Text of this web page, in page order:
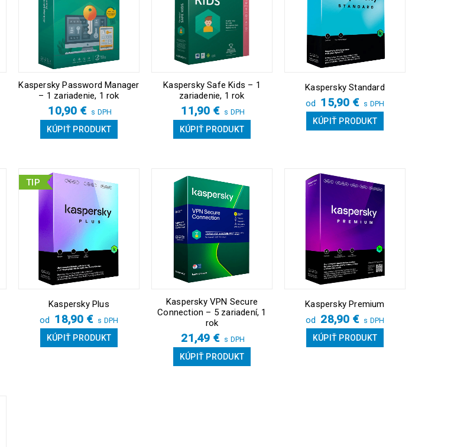
Kaspersky Password Manager
– 1 zariadenie, 1 rok
10,90 € s DPH
KÚPIŤ PRODUKT
Kaspersky Safe Kids – 1
zariadenie, 1 rok
11,90 € s DPH
KÚPIŤ PRODUKT
Kaspersky Standard
od 15,90 € s DPH
KÚPIŤ PRODUKT
TIP
Kaspersky Plus
od 18,90 € s DPH
KÚPIŤ PRODUKT
Kaspersky VPN Secure
Connection – 5 zariadení, 1
rok
21,49 € s DPH
KÚPIŤ PRODUKT
Kaspersky Premium
od 28,90 € s DPH
KÚPIŤ PRODUKT